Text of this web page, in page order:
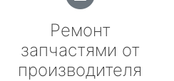
Ремонт
запчастями от
производителя